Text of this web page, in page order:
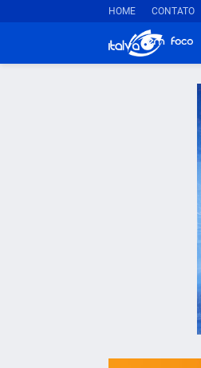
HOME CONTATO